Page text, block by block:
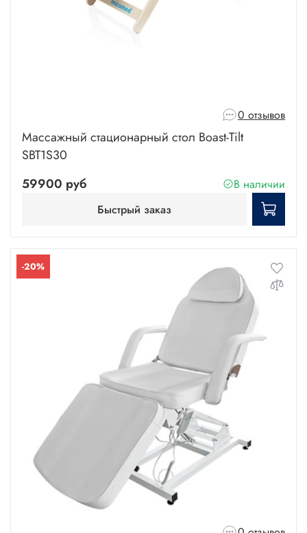
0 отзывов
Массажный стационарный стол Boast-Tilt
SBT1S30
59900 руб
В наличии
Быстрый заказ
-20%